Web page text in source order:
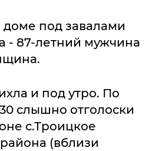
под завалами
- 87-летний мужчина
и под утро. По
слышно отголоски
с.Троицкое
(вблизи